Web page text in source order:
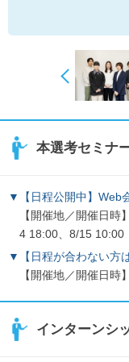
本選考セミナ
▼【日程公開中】Web
【開催地／開催日
4 18:00、8/15 10:00
▼【日程が合わない方
【開催地／開催日時
インターンシ